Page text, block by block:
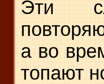
Эти
а во
топают